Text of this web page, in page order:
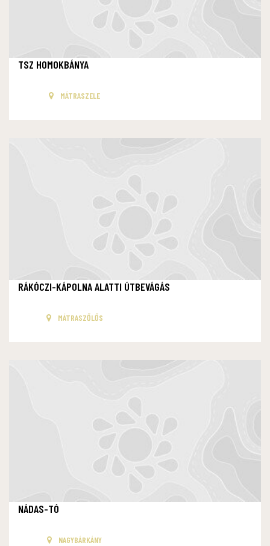
TSZ HOMOKBÁNYA
MÁTRASZELE
RÁKÓCZI-KÁPOLNA ALATTI ÚTBEVÁGÁS
MÁTRASZŐLŐS
NÁDAS-TÓ
NAGYBÁRKÁNY